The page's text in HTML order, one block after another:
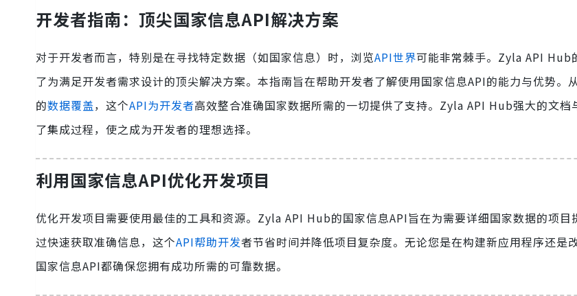
开发者指南：顶尖国家信息API解决方案
对于开发者而言，特别是在寻找特定数据（如国家信息）时，浏览API世界可能非常棘手。Zyla API Hub
了为满足开发者需求设计的顶尖解决方案。本指南旨在帮助开发者了解使用国家信息API的能力与优势。
的数据覆盖，这个API为开发者高效整合准确国家数据所需的一切提供了支持。Zyla API Hub强大的文档
了集成过程，使之成为开发者的理想选择。
利用国家信息API优化开发项目
优化开发项目需要使用最佳的工具和资源。Zyla API Hub的国家信息API旨在为需要详细国家数据的项目
过快速获取准确信息，这个API帮助开发者节省时间并降低项目复杂度。无论您是在构建新应用程序还是
国家信息API都确保您拥有成功所需的可靠数据。